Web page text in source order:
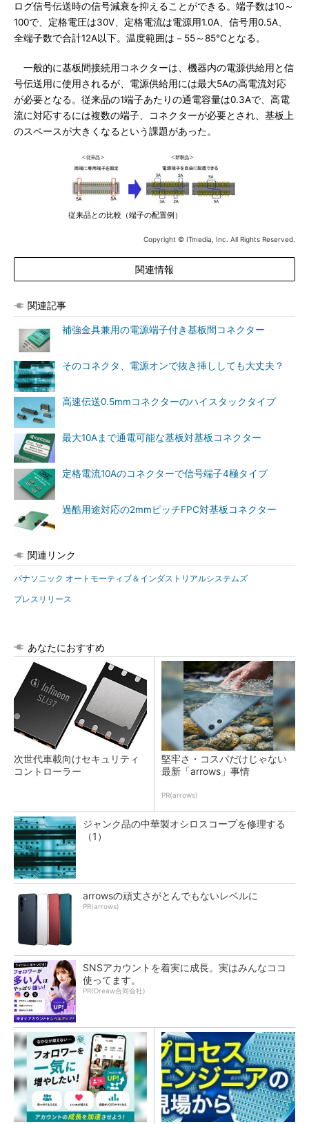
ログ信号伝送時の信号減衰を抑えることができる。端子数は10～
100で、定格電圧は30V、定格電流は電源用1.0A、信号用0.5A、
全端子数で合計12A以下。温度範囲は－55～85℃となる。
一般的に基板間接続用コネクターは、機器内の電源供給用と信
号伝送用に使用されるが、電源供給用には最大5Aの高電流対応
が必要となる。従来品の1端子あたりの通電容量は0.3Aで、高電
流に対応するには複数の端子、コネクターが必要とされ、基板上
のスペースが大きくなるという課題があった。
従来品との比較（端子の配置例）
Copyright © ITmedia, Inc. All Rights Reserved.
関連情報
関連記事
補強金具兼用の電源端子付き基板間コネクター
そのコネクタ、電源オンで抜き挿ししても大丈夫？
高速伝送0.5mmコネクターのハイスタックタイプ
最大10Aまで通電可能な基板対基板コネクター
定格電流10Aのコネクターで信号端子4極タイプ
過酷用途対応の2mmピッチFPC対基板コネクター
関連リンク
パナソニック オートモーティブ＆インダストリアルシステムズ
プレスリリース
あなたにおすすめ
次世代車載向けセキュリティ
コントローラー
堅牢さ・コスパだけじゃない
最新「arrows」事情
PR(arrows)
ジャンク品の中華製オシロスコープを修理する
（1）
arrowsの頑丈さがとんでもないレベルに
PR(arrows)
SNSアカウントを着実に成長。実はみんなココ
使ってます。
PR(Dreaw合同会社)